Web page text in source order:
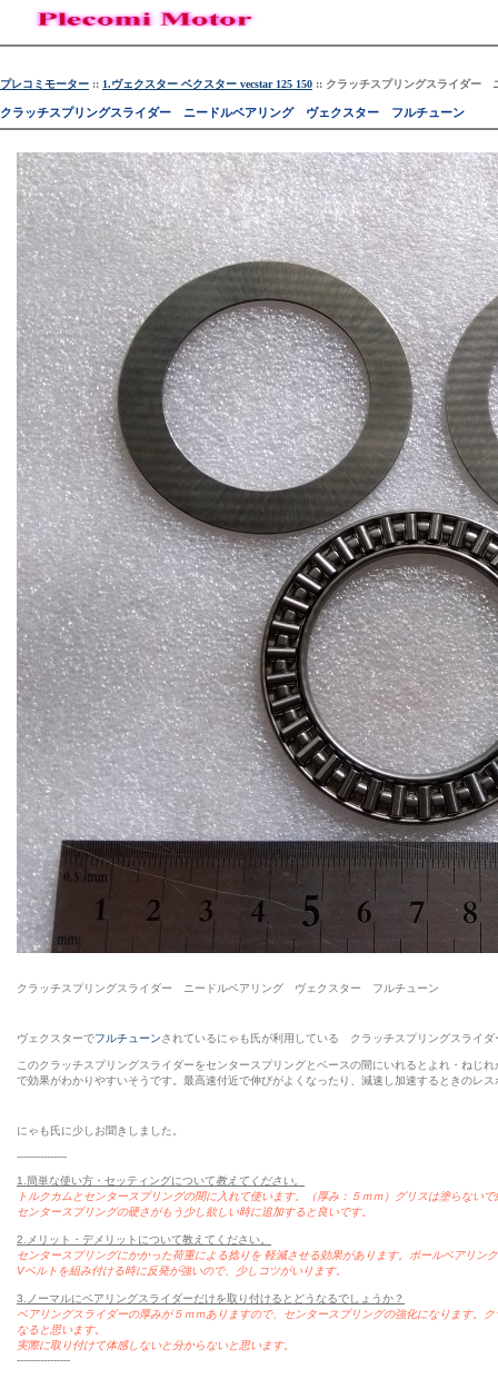
プレコミモーター :: 1.ヴェクスター ベクスター vecstar 125 150 :: クラッチスプリングスライダー
クラッチスプリングスライダー ニードルベアリング ヴェクスター フルチューン
クラッチスプリングスライダー ニードルベアリング ヴェクスター フルチューン
ヴェクスターでフルチューンされているにゃも氏が利用している クラッチスプリングスライ
このクラッチスプリングスライダーをセンタースプリングとベースの間にいれるとよれ・ねじ
で効果がわかりやすいそうです。最高速付近で伸びがよくなったり、減速し加速するときのレ
にゃも氏に少しお聞きしました。
---------------
1.簡単な使い方・セッティングについて教えてください。
トルクカムとセンタースプリングの間に入れて使います。（厚み：５ｍｍ）グリスは塗らない
センタースプリングの硬さがもう少し欲しい時に追加すると良いです。
2.メリット・デメリットについて教えてください。
センタースプリングにかかった荷重による捻りを 軽減させる効果があります。ボールベアリン
Vベルトを組み付ける時に反発が強いので、少しコツがいります。
3.ノーマルにベアリングスライダーだけを取り付けるとどうなるでしょうか？
ベアリングスライダーの厚みが５ｍｍありますので、センタースプリングの強化になります。
なると思います。
実際に取り付けて体感しないと分からないと思います。
----------------